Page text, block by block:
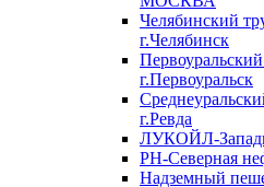
Челябинский
г.Челябинск
г.Первоуральск
г.Ревда
ЛУКОЙЛ-
РН-Северная
Надземный